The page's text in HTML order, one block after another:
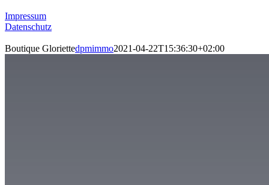
Impressum
Datenschutz
Boutique Gloriettedpmimmo2021-04-22T15:36:30+02:00